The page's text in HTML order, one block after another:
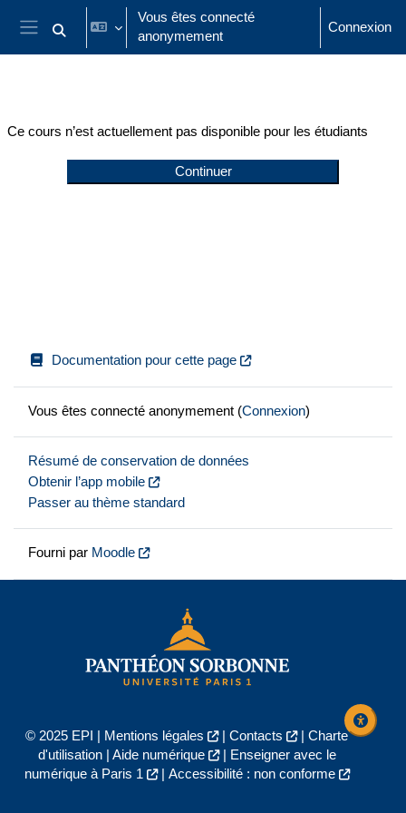
Passer au contenu principal
Panneau latéral
Activer/désactiver la saisie de recherche
Vous êtes connecté
anonymement
Connexion
Ce cours n’est actuellement pas disponible pour les étudiants
Continuer
Documentation pour cette page
Vous êtes connecté anonymement (Connexion)
Résumé de conservation de données
Obtenir l’app mobile
Passer au thème standard
Fourni par Moodle
© 2025 EPI | Mentions légales | Contacts | Charte
d'utilisation| Aide numérique |
Enseigner avec le
numérique à Paris 1
| Accessibilité : non conforme